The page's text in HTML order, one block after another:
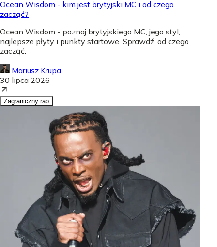
Ocean Wisdom - kim jest brytyjski MC i od czego
zacząć?
Ocean Wisdom - poznaj brytyjskiego MC, jego styl,
najlepsze płyty i punkty startowe. Sprawdź, od czego
zacząć.
Mariusz Krupa
30 lipca 2026
Zagraniczny rap